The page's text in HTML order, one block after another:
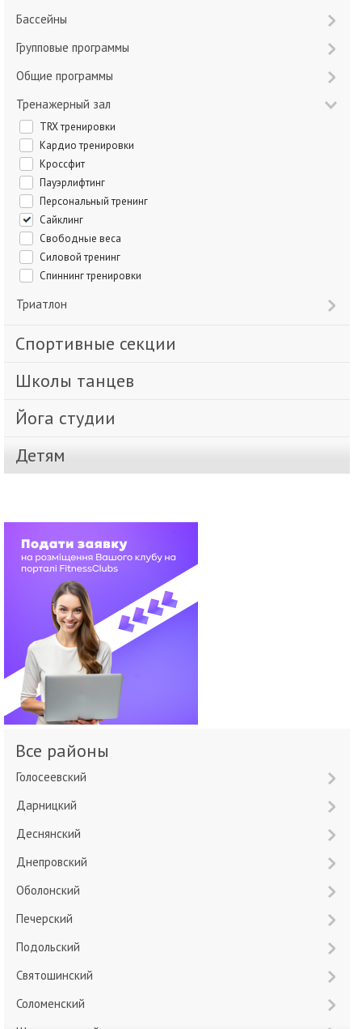
Бассейны
Групповые программы
Общие программы
Тренажерный зал
TRX тренировки
Кардио тренировки
Кроссфит
Пауэрлифтинг
Персональный тренинг
Сайклинг
Свободные веса
Силовой тренинг
Спиннинг тренировки
Триатлон
Спортивные секции
Школы танцев
Йога студии
Детям
Все районы
Голосеевский
Дарницкий
Деснянский
Днепровский
Оболонский
Печерский
Подольский
Святошинский
Соломенский